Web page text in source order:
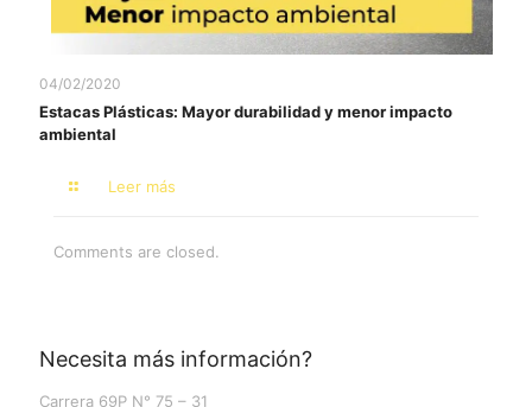
04/02/2020
Estacas Plásticas: Mayor durabilidad y menor impacto
ambiental
Leer más
Comments are closed.
Necesita más información?
Carrera 69P N° 75 – 31